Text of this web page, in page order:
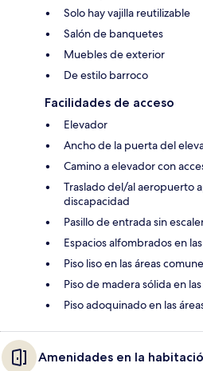
Solo hay vajilla reutilizable
Salón de banquetes
Muebles de exterior
De estilo barroco
Facilidades de acceso
Elevador
Ancho de la puerta del
Camino a elevador con
Traslado del/al aeropuerto
discapacidad
Pasillo de entrada sin
Espacios alfombrados en
Piso liso en las áreas
Piso de madera sólida en
Piso adoquinado en las
Amenidades en la